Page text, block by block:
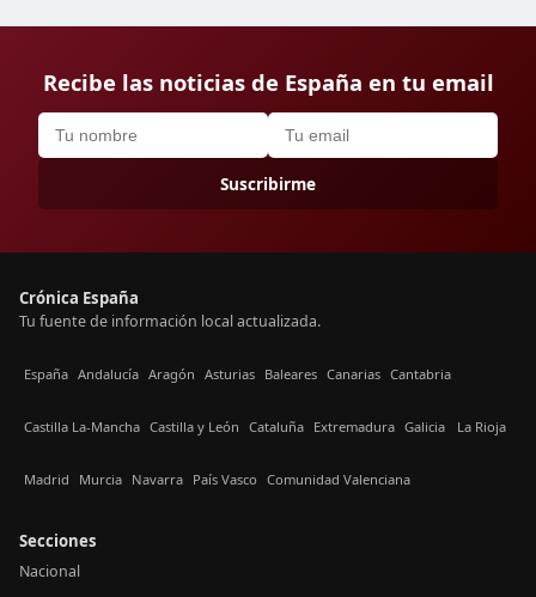
Recibe las noticias de España en tu email
Suscribirme
Crónica España
Tu fuente de información local actualizada.
España Andalucía Aragón Asturias Baleares Canarias Cantabria
Castilla La-Mancha Castilla y León Cataluña Extremadura Galicia La Rioja
Madrid Murcia Navarra País Vasco Comunidad Valenciana
Secciones
Nacional